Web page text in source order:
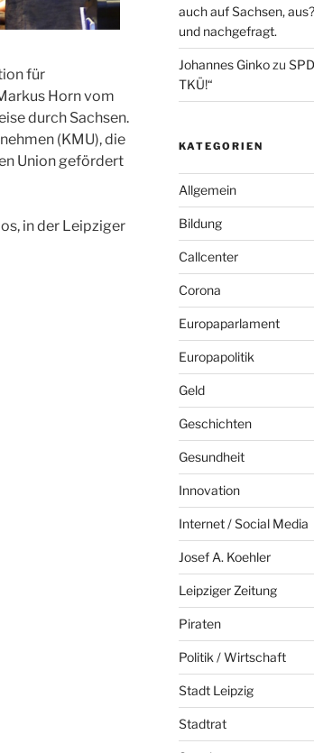
für
Horn vom
durch Sachsen.
(KMU), die
Union gefördert
in der Leipziger
auch auf Sachsen,
und nachgefragt.
Johannes Ginkozu
TKÜ!“
KATEGORIEN
Allgemein
Bildung
Callcenter
Corona
Europaparlament
Europapolitik
Geld
Geschichten
Gesundheit
Innovation
Internet / Social Media
Josef A. Koehler
Leipziger Zeitung
Piraten
Politik / Wirtschaft
Stadt Leipzig
Stadtrat